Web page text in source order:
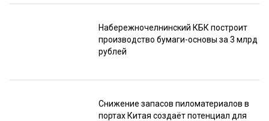
Набережночелнинский КБК построит
производство бумаги-основы за 3 млрд
рублей
Снижение запасов пиломатериалов в
портах Китая создаёт потенциал для